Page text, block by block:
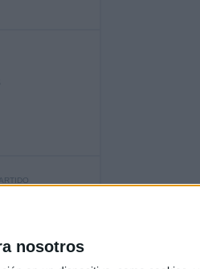
nosotros
Mundial 2026